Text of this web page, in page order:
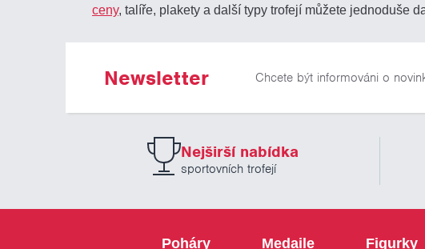
ceny, talíře, plakety a další typy trofejí můžete jednoduše
Newsletter Chcete být informováni o
Nejširší nabídka
sportovních trofejí
Poháry Medaile Figurky